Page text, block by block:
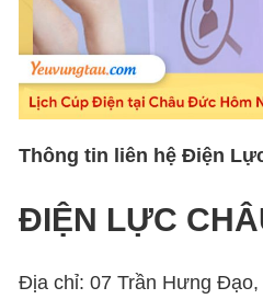
Thông tin liên hệ Điện
ĐIỆN LỰC
Địa chỉ: 07 Trần Hưng Đạo,